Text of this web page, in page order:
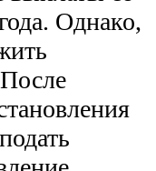
Однако,